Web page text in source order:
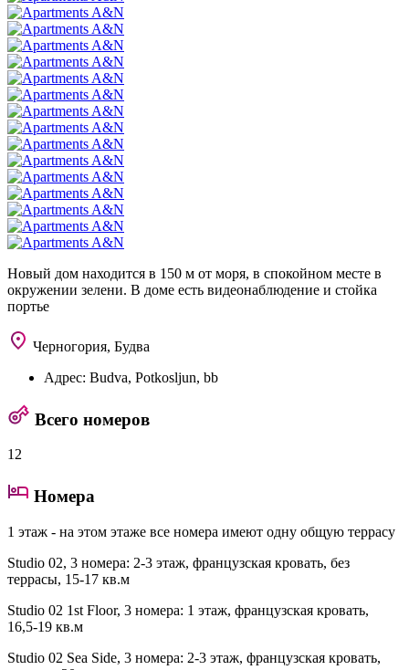
Новый дом находится в 150 м от моря, в спокойном месте в
окружении зелени. В доме есть видеонаблюдение и стойка
портье
Черногория, Будва
Адрес: Budva, Potkosljun, bb
Всего номеров
12
Номера
1 этаж - на этом этаже все номера имеют одну общую террасу
Studio 02, 3 номера: 2-3 этаж, французская кровать, без
террасы, 15-17 кв.м
Studio 02 1st Floor, 3 номера: 1 этаж, французская кровать,
16,5-19 кв.м
Studio 02 Sea Side, 3 номера: 2-3 этаж, французская кровать,